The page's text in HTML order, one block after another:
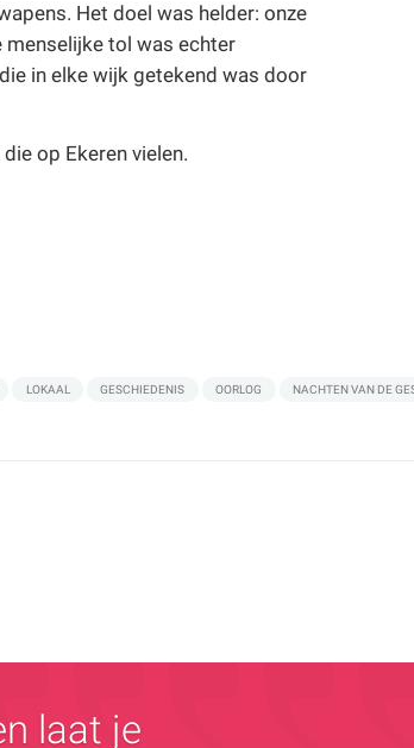
Het doel was helder: onze
menselijke tol was echter
in elke wijk getekend was door
op Ekeren vielen.
LOKAAL GESCHIEDENIS OORLOG NACHTEN VAN DE
laat je